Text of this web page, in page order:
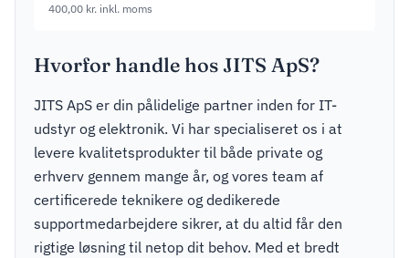
400,00 kr. inkl. moms
Hvorfor handle hos JITS ApS?
JITS ApS er din pålidelige partner inden for IT-
udstyr og elektronik. Vi har specialiseret os i at
levere kvalitetsprodukter til både private og
erhverv gennem mange år, og vores team af
certificerede teknikere og dedikerede
supportmedarbejdere sikrer, at du altid får den
rigtige løsning til netop dit behov. Med et bredt